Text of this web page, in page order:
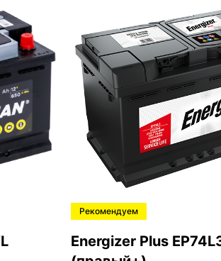
Рекомендуем
Energizer Plus